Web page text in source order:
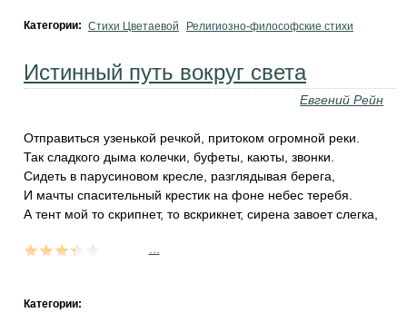
Категории: Стихи Цветаевой Религиозно-философские стихи
Истинный путь вокруг света
Евгений Рейн
Отправиться узенькой речкой, притоком огромной реки.
Так сладкого дыма колечки, буфеты, каюты, звонки.
Сидеть в парусиновом кресле, разглядывая берега,
И мачты спасительный крестик на фоне небес теребя.
А тент мой то скрипнет, то вскрикнет, сирена завоет слегка,
Категории: